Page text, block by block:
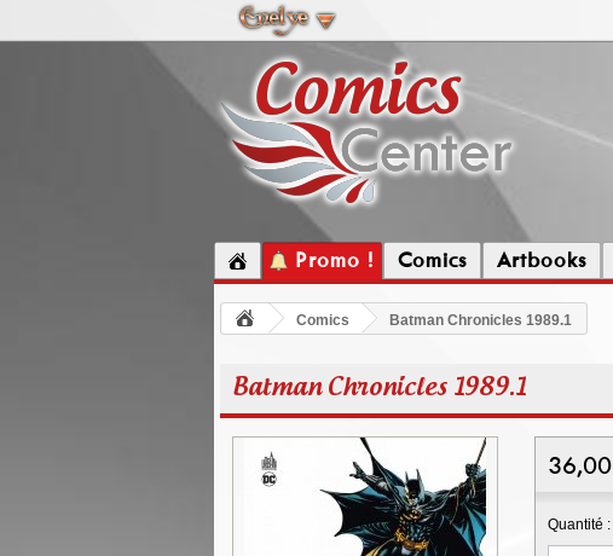
Promo ! Comics Artbooks
Comics Batman Chronicles 1989.1
Batman Chronicles 1989.1
36,00
Quantité :